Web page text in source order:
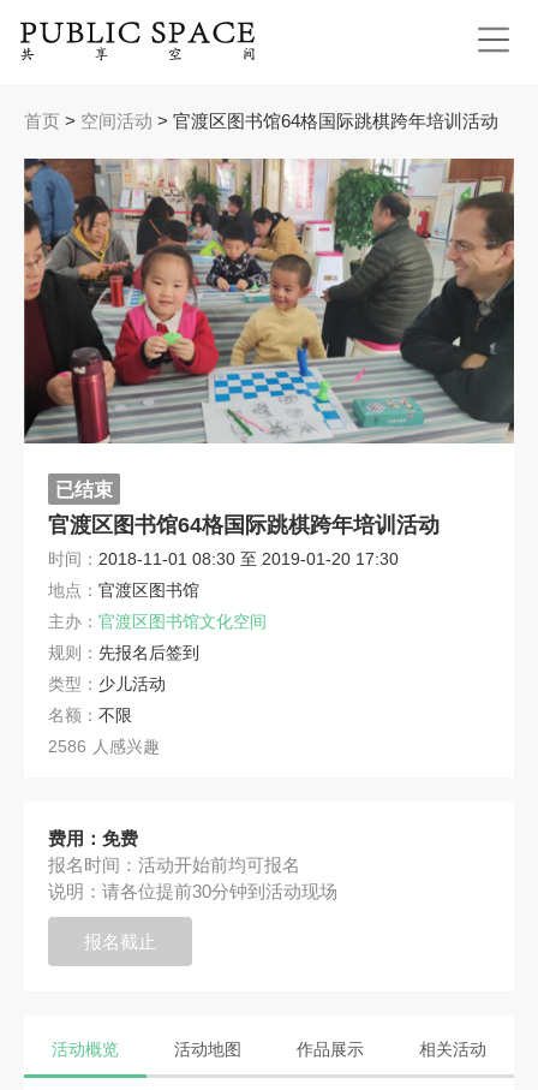
当
位
置
首页 > 空间活动 > 官渡区图书馆64格国际跳棋跨年培训活动
已结束
官渡区图书馆64格国际跳棋跨年培训活动
时间： 2018-11-01 08:30 至 2019-01-20 17:30
地点： 官渡区图书馆
主办： 官渡区图书馆文化空间
规则： 先报名后签到
类型： 少儿活动
名额： 不限
2586 人感兴趣
费用： 免费
报名时间： 活动开始前均可报名
说明： 请各位提前30分钟到活动现场
报名截止
活动概览 活动地图 作品展示 相关活动